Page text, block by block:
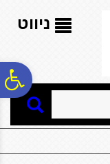
ניווט